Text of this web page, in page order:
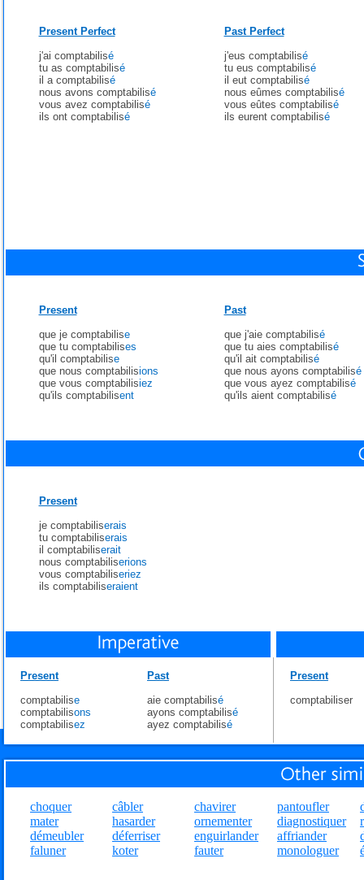
Present Perfect
j'ai comptabilisé
tu as comptabilisé
il a comptabilisé
nous avons comptabilisé
vous avez comptabilisé
ils ont comptabilisé
Past Perfect
j'eus comptabilisé
tu eus comptabilisé
il eut comptabilisé
nous eûmes comptabilisé
vous eûtes comptabilisé
ils eurent comptabilisé
Present
que je comptabilise
que tu comptabilises
qu'il comptabilise
que nous comptabilisions
que vous comptabilisiez
qu'ils comptabilisent
Past
que j'aie comptabilisé
que tu aies comptabilisé
qu'il ait comptabilisé
que nous ayons comptabilisé
que vous ayez comptabilisé
qu'ils aient comptabilisé
Present
je comptabiliserais
tu comptabiliserais
il comptabiliserait
nous comptabiliserions
vous comptabiliseriez
ils comptabiliseraient
Present
comptabilise
comptabilisons
comptabilisez
Past
aie comptabilisé
ayons comptabilisé
ayez comptabilisé
Present
comptabiliser
choquer
mater
démeubler
faluner
câbler
hasarder
déferriser
koter
chavirer
ornementer
enguirlander
fauter
pantoufler
diagnostiquer
affriander
monologuer